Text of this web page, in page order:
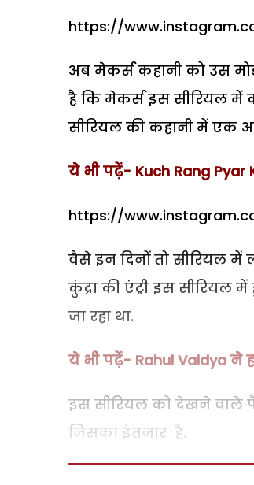
https://
अब मेकर्स कहानी को उस
है कि मेकर्स इस सीरियल में
सीरियल की कहानी में एक
ये भी पढ़ें- Kuch Rang
https://
वैसे इन दिनों तो सीरियल
कुंद्रा की एंट्री इस सीरियल
जा रहा था.
ये भी पढ़ें- Rahul Vaidya ने
इस सीरियल को देखने वाले
जिसका इंतजार है.